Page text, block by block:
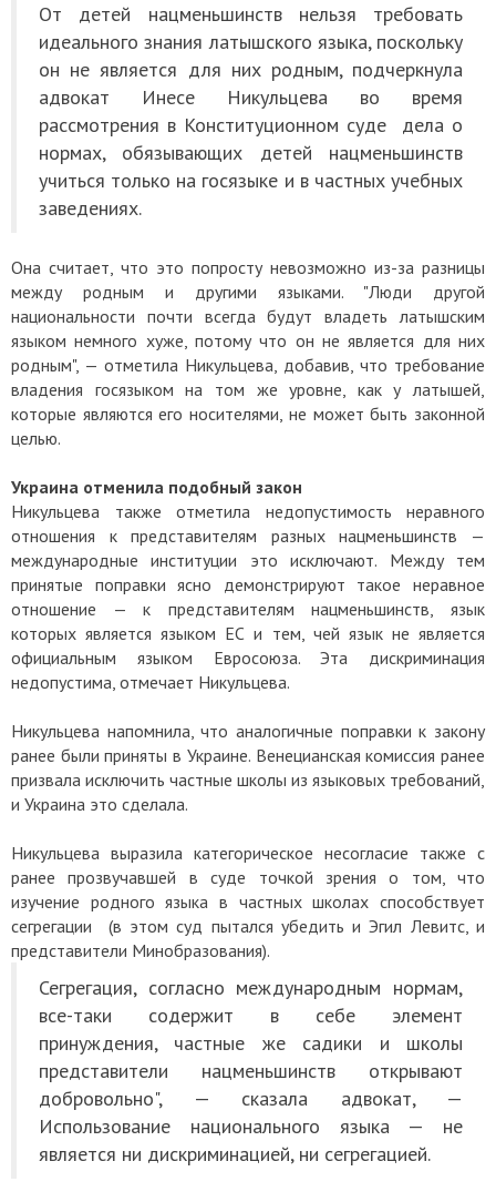
От детей нацменьшинств нельзя требовать
идеального знания латышского языка, поскольку
он не является для них родным, подчеркнула
адвокат Инесе Никульцева во время
рассмотрения в Конституционном суде дела о
нормах, обязывающих детей нацменьшинств
учиться только на госязыке и в частных учебных
заведениях.
Она считает, что это попросту невозможно из-за разницы
между родным и другими языками. "Люди другой
национальности почти всегда будут владеть латышским
языком немного хуже, потому что он не является для них
родным", — отметила Никульцева, добавив, что требование
владения госязыком на том же уровне, как у латышей,
которые являются его носителями, не может быть законной
целью.
Украина отменила подобный закон
Никульцева также отметила недопустимость неравного
отношения к представителям разных нацменьшинств —
международные институции это исключают. Между тем
принятые поправки ясно демонстрируют такое неравное
отношение — к представителям нацменьшинств, язык
которых является языком ЕС и тем, чей язык не является
официальным языком Евросоюза. Эта дискриминация
недопустима, отмечает Никульцева.
Никульцева напомнила, что аналогичные поправки к закону
ранее были приняты в Украине. Венецианская комиссия ранее
призвала исключить частные школы из языковых требований,
и Украина это сделала.
Никульцева выразила категорическое несогласие также с
ранее прозвучавшей в суде точкой зрения о том, что
изучение родного языка в частных школах способствует
сегрегации (в этом суд пытался убедить и Эгил Левитс, и
представители Минобразования).
Сегрегация, согласно международным нормам,
все-таки содержит в себе элемент
принуждения, частные же садики и школы
представители нацменьшинств открывают
добровольно", — сказала адвокат, —
Использование национального языка — не
является ни дискриминацией, ни сегрегацией.